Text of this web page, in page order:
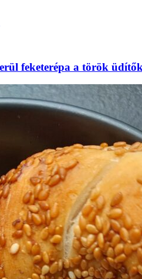
feketerépa a török